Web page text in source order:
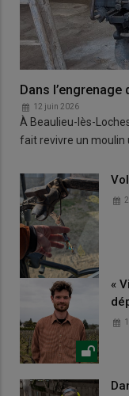
Dans
12 juin 2026
À Beaulieu-lès-
fait revivre un moulin
«